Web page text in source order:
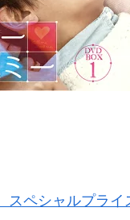
ペシャルプライ